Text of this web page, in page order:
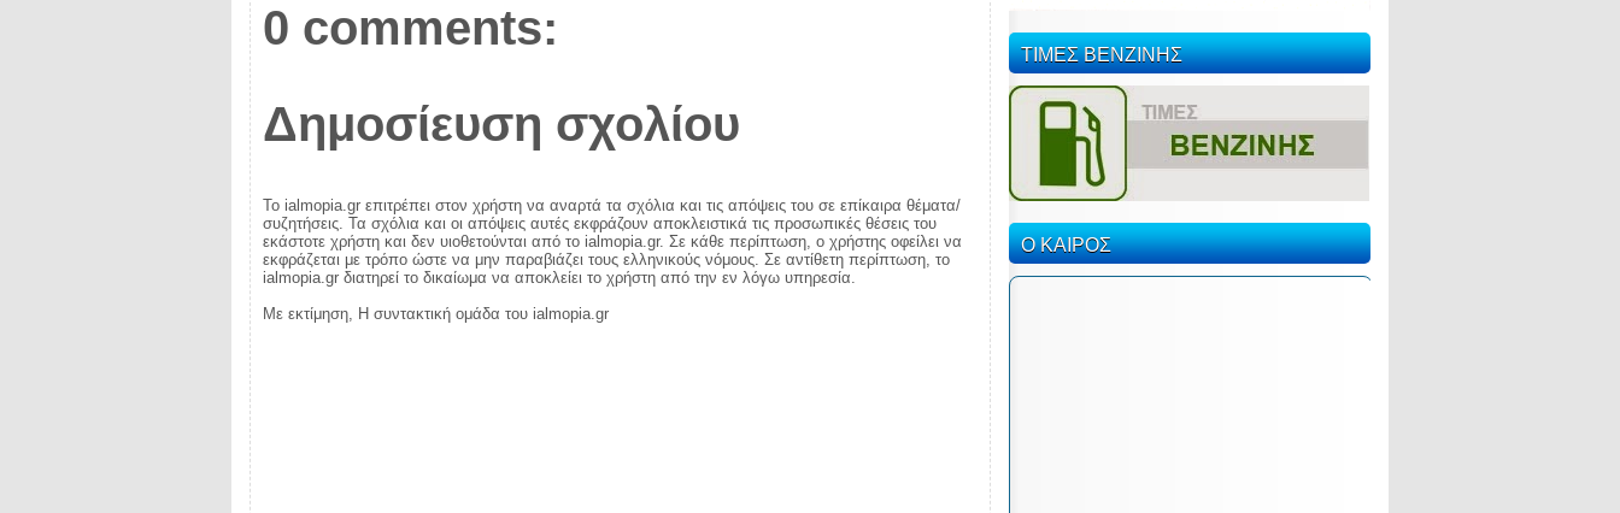
0 comments:
Δημοσίευση σχολίου
Το ialmopia.gr επιτρέπει στον χρήστη να αναρτά τα σχόλια και τις απόψεις του σε επίκαιρα θέματα/
συζητήσεις. Τα σχόλια και οι απόψεις αυτές εκφράζουν αποκλειστικά τις προσωπικές θέσεις του
εκάστοτε χρήστη και δεν υιοθετούνται από το ialmopia.gr. Σε κάθε περίπτωση, ο χρήστης οφείλει να
εκφράζεται με τρόπο ώστε να μην παραβιάζει τους ελληνικούς νόμους. Σε αντίθετη περίπτωση, το
ialmopia.gr διατηρεί το δικαίωμα να αποκλείει το χρήστη από την εν λόγω υπηρεσία.
Με εκτίμηση, Η συντακτική ομάδα του ialmopia.gr
ΤΙΜΕΣ ΒΕΝΖΙΝΗΣ
Ο ΚΑΙΡΟΣ